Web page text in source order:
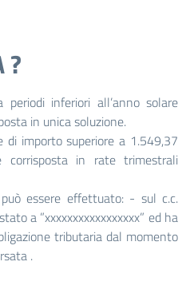
?
inferiori all’anno solare
in unica soluzione.
di importo superiore a 1.549,37
corrisposta in rate trimestrali
essere effettuato: - sul c.c.
a ”xxxxxxxxxxxxxxxxx” ed ha
tributaria dal momento
.